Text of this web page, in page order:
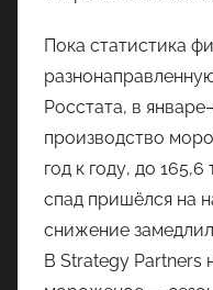
Пока статистика
Росстата, в
производство
год к году, до
спад пришёлся на
снижение
В Strategy Partners